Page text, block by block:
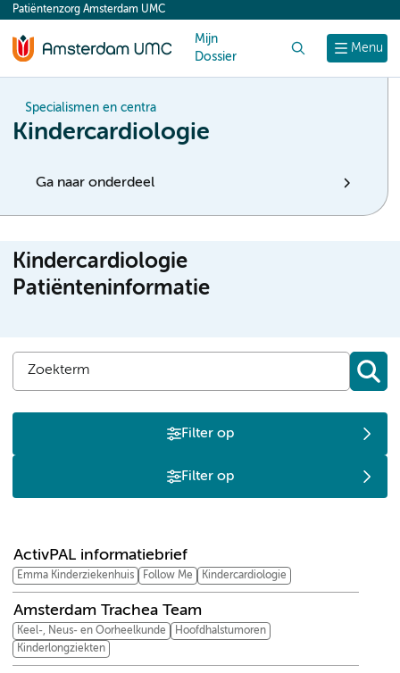
content
Menu
Patiëntenzorg Amsterdam UMC
Mijn
Dossier
Specialismen en centra
Kindercardiologie
Ga naar onderdeel
Kindercardiologie
Patiënteninformatie
Filter op
Filter op
ActivPAL informatiebrief
Emma Kinderziekenhuis Follow Me Kindercardiologie
Amsterdam Trachea Team
Keel-, Neus- en Oorheelkunde
Hoofdhalstumoren
Kinderlongziekten